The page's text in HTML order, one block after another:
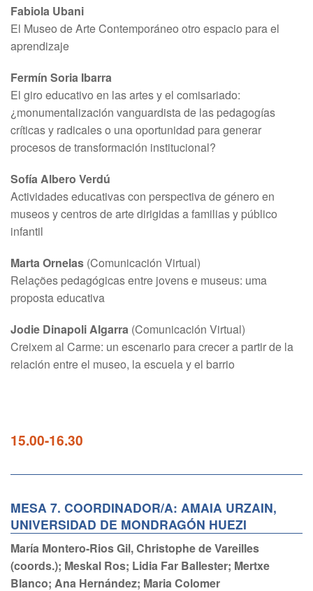
Fabiola Ubani
El Museo de Arte Contemporáneo otro espacio para el
aprendizaje
Fermín Soria Ibarra
El giro educativo en las artes y el comisariado:
¿monumentalización vanguardista de las pedagogías
críticas y radicales o una oportunidad para generar
procesos de transformación institucional?
Sofía Albero Verdú
Actividades educativas con perspectiva de género en
museos y centros de arte dirigidas a familias y público
infantil
Marta Ornelas (Comunicación Virtual)
Relações pedagógicas entre jovens e museus: uma
proposta educativa
Jodie Dinapoli Algarra (Comunicación Virtual)
Creixem al Carme: un escenario para crecer a partir de la
relación entre el museo, la escuela y el barrio
15.00-16.30
MESA 7. COORDINADOR/A: AMAIA URZAIN,
UNIVERSIDAD DE MONDRAGÓN HUEZI
María Montero-Rios Gil, Christophe de Vareilles
(coords.); Meskal Ros; Lidia Far Ballester; Mertxe
Blanco; Ana Hernández; Maria Colomer